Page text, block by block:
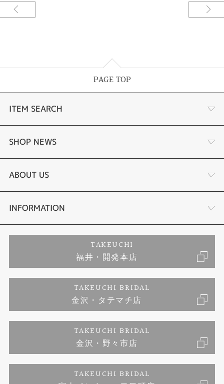
PAGE TOP
ITEM SEARCH
婚約指輪
結婚指輪
セットリング
婚約ネックレス
エタニティリング
SHOP NEWS
タケウチのこだわり
プロポーズサポート
ブランドリスト
ジュエリーリフォーム
福井指輪工房｜手作りペアリング
福井指輪工房｜手作り結婚指輪 and 婚約指輪
福井指輪工房｜手作り婚約指輪 プロポーズプラン
ABOUT US
会社概要
お客様の声
INFORMATION
プライバシーポリシー
TAKEUCHI
福井・開発本店
TAKEUCHI BRIDAL
金沢・タテマチ店
TAKEUCHI BRIDAL
金沢・野々市店
TAKEUCHI BRIDAL